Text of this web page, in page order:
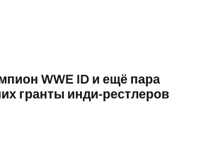
WWE ID и ещё пара
гранты инди-рестлеров